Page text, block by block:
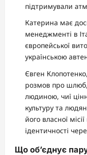
підтримували
Катерина має
менеджменті в
європейської
українською
Євген
розмов про
людиною, чиї
культуру та
його власної
ідентичності
Що об’єднує